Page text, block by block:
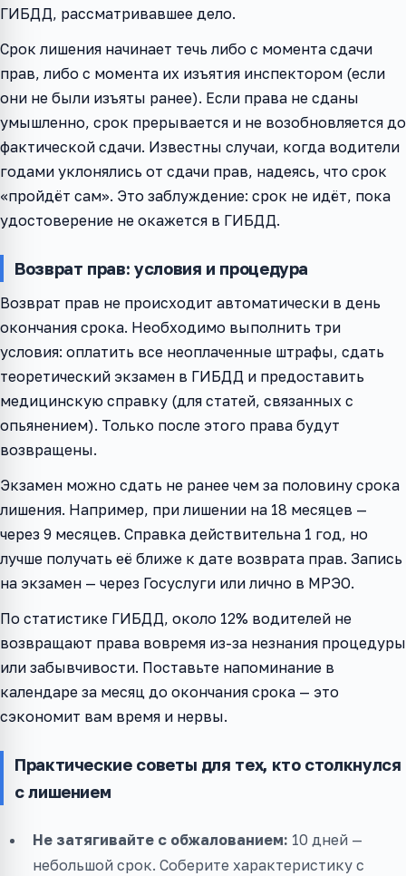
ГИБДД, рассматривавшее дело.
Срок лишения начинает течь либо с момента сдачи
прав, либо с момента их изъятия инспектором (если
они не были изъяты ранее). Если права не сданы
умышленно, срок прерывается и не возобновляется до
фактической сдачи. Известны случаи, когда водители
годами уклонялись от сдачи прав, надеясь, что срок
«пройдёт сам». Это заблуждение: срок не идёт, пока
удостоверение не окажется в ГИБДД.
Возврат прав: условия и процедура
Возврат прав не происходит автоматически в день
окончания срока. Необходимо выполнить три
условия: оплатить все неоплаченные штрафы, сдать
теоретический экзамен в ГИБДД и предоставить
медицинскую справку (для статей, связанных с
опьянением). Только после этого права будут
возвращены.
Экзамен можно сдать не ранее чем за половину срока
лишения. Например, при лишении на 18 месяцев —
через 9 месяцев. Справка действительна 1 год, но
лучше получать её ближе к дате возврата прав. Запись
на экзамен — через Госуслуги или лично в МРЭО.
По статистике ГИБДД, около 12% водителей не
возвращают права вовремя из-за незнания процедуры
или забывчивости. Поставьте напоминание в
календаре за месяц до окончания срока — это
сэкономит вам время и нервы.
Практические советы для тех, кто столкнулся
с лишением
Не затягивайте с обжалованием: 10 дней —
небольшой срок. Соберите характеристику с